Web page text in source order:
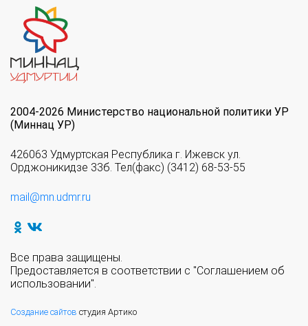
2004-2026 Министерство национальной политики УР
(Миннац УР)
426063 Удмуртская Республика г. Ижевск ул.
Орджоникидзе 33б. Тел(факс) (3412) 68-53-55
mail@mn.udmr.ru
Все права защищены.
Предоставляется в соответствии с "Соглашением об
использовании".
Создание сайтов студия Артико